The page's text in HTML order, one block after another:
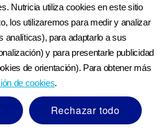
piña
Nutricia utiliza cookies en este sitio
los utilizaremos para medir y analizar
analíticas), para adaptarlo a sus
y para presentarle publicidad
de orientación). Para obtener más
de cookies.
Rechazar todo